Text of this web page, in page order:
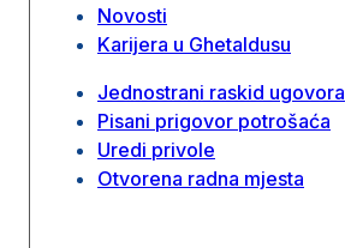
Novosti
Karijera u Ghetaldusu
Jednostrani raskid ugovora
Pisani prigovor potrošaća
Uredi privole
Otvorena radna mjesta